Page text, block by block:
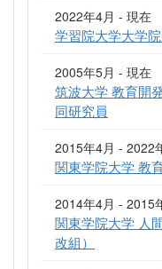
2022年4月 - 現在
学習院大学大学
2005年5月 - 現在
筑波大学 教育開
同研究員
2015年4月 - 2022
関東学院大学 教
2014年4月 - 2015
関東学院大学 人
改組）